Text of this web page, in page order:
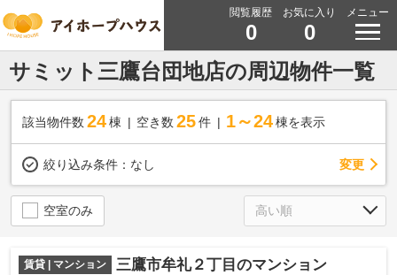
閲覧履歴
0
お気に入り
0
メニュー
サミット三鷹台団地店の周辺物件一覧
該当物件数 24棟 空き数 25 件 1～24 棟を表示
絞り込み条件： なし 変更
空室のみ
賃貸 | マンション 三鷹市牟礼２丁目のマンション